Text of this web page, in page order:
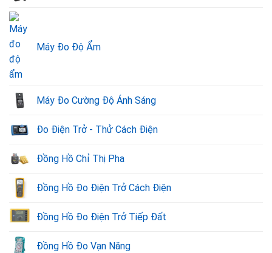
Máy Đo Độ Ẩm
Máy Đo Cường Độ Ánh Sáng
Đo Điện Trở - Thử Cách Điện
Đồng Hồ Chỉ Thị Pha
Đồng Hồ Đo Điện Trở Cách Điện
Đồng Hồ Đo Điện Trở Tiếp Đất
Đồng Hồ Đo Vạn Năng